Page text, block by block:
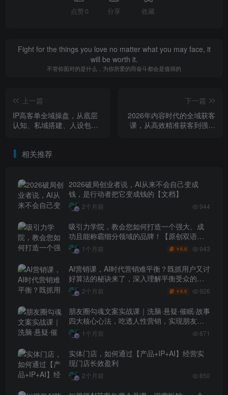
点赞 0 分享 收藏
Fight for the things you love no matter what you may face, it
will be worth it.
不管你面对的是什么，为你所爱的而奋斗都会是值得的
上一篇
IP高客单全域操盘，从底层
认知、私域搭建、人设包
下一篇
2026年内容时代的全域获客
课，从高效精准获客到强人
相关推荐
2026破局创业者说，AI从来不会自己变成
钱，是行动者把它变成钱的【文档】
2个月前 944
吸引力学院，教会您如何打造一个强大、成
功且能称霸细分领域的品牌！【原创双语字
幕】 1个月前 ￥6.6 943
AI营销课，AI时代营销难平衡？既抓用户又讨
好算法的秘诀来了，深入理解平衡受众的需
求【原创双语字幕】
2个月前 ￥6.6 926
朋友圈勾魂文案实战课｜洗脑·悬疑·催眠·故事
四大核心心法，吃透人性营销，实现朋友圈
不销而售被动成交
1个月前 871
实体门店，如何通过【产品+IP+AI】经营实
现门店长效盈利
2个月前 850